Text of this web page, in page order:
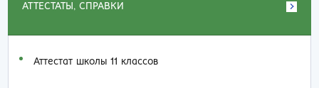
АТТЕСТАТЫ, СПРАВКИ
Аттестат школы 11 классов